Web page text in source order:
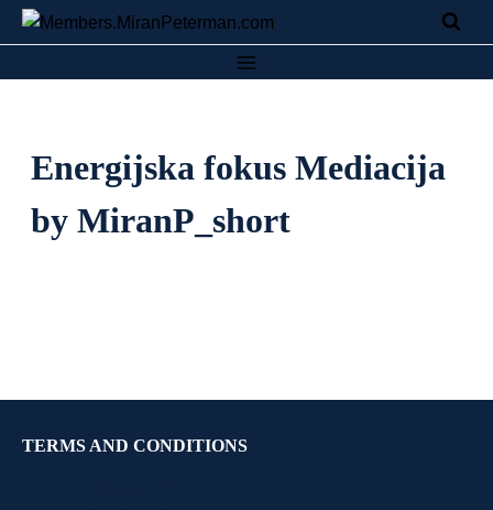
Energijska fokus Mediacija
by MiranP_short
TERMS AND CONDITIONS